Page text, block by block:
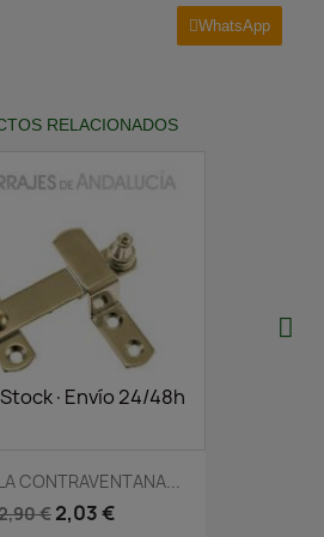
WhatsApp
RELACIONADOS
24/48h
CONTRAVENTANA...
€ 2,03 €